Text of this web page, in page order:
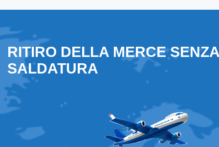
RITIRO DELLA MERCE SENZA
SALDATURA